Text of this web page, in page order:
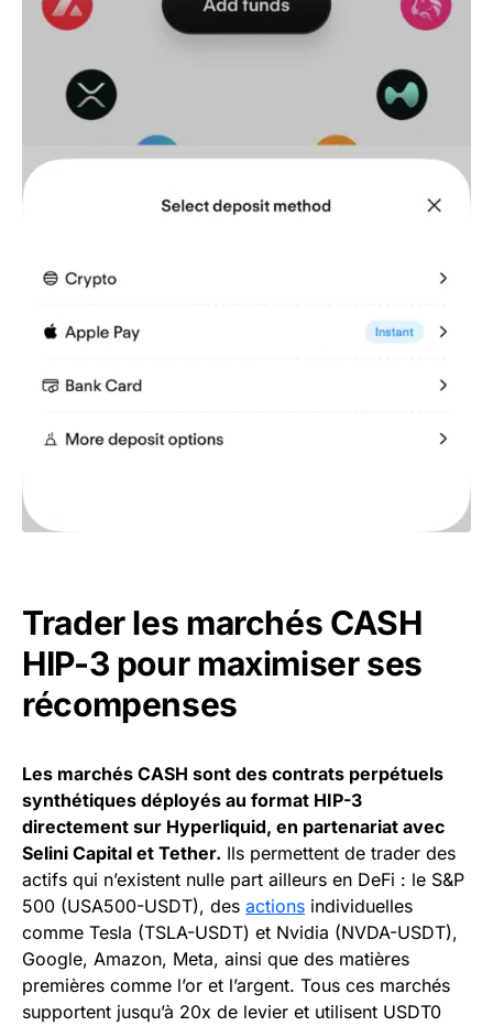
Trader les marchés CASH
HIP-3 pour maximiser ses
récompenses
Les marchés CASH sont des contrats perpétuels
synthétiques déployés au format HIP-3
directement sur Hyperliquid, en partenariat avec
Selini Capital et Tether. Ils permettent de trader des
actifs qui n’existent nulle part ailleurs en DeFi : le S&P
500 (USA500-USDT), des actions individuelles
comme Tesla (TSLA-USDT) et Nvidia (NVDA-USDT),
Google, Amazon, Meta, ainsi que des matières
premières comme l’or et l’argent. Tous ces marchés
supportent jusqu’à 20x de levier et utilisent USDT0